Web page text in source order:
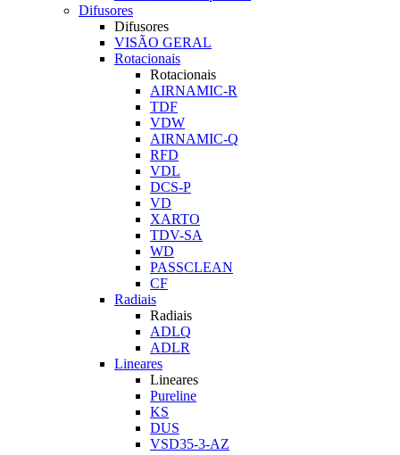
Difusores
Difusores
VISÃO GERAL
Rotacionais
Rotacionais
AIRNAMIC-R
TDF
VDW
AIRNAMIC-Q
RFD
VDL
DCS-P
VD
XARTO
TDV-SA
WD
PASSCLEAN
CF
Radiais
Radiais
ADLQ
ADLR
Lineares
Lineares
Pureline
KS
DUS
VSD35-3-AZ